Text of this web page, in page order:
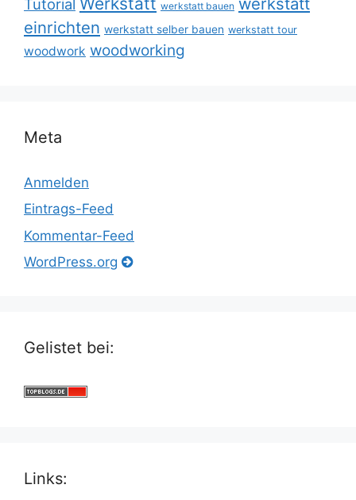
Tutorial werkstatt bauen
einrichten werkstatt selber bauen werkstatt tour
woodwork woodworking
Meta
Anmelden
Eintrags-Feed
Kommentar-Feed
WordPress.org
Gelistet bei:
Links: